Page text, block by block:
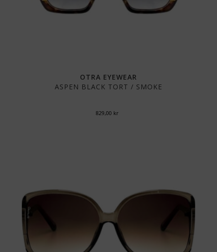
OTRA EYEWEAR
ASPEN BLACK TORT / SMOKE
829,00 kr